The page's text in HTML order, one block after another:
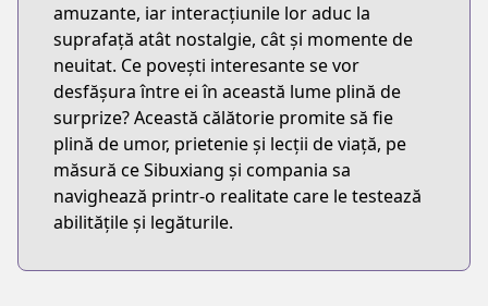
amuzante, iar interacțiunile lor aduc la
suprafață atât nostalgie, cât și momente de
neuitat. Ce povești interesante se vor
desfășura între ei în această lume plină de
surprize? Această călătorie promite să fie
plină de umor, prietenie și lecții de viață, pe
măsură ce Sibuxiang și compania sa
navighează printr-o realitate care le testează
abilitățile și legăturile.